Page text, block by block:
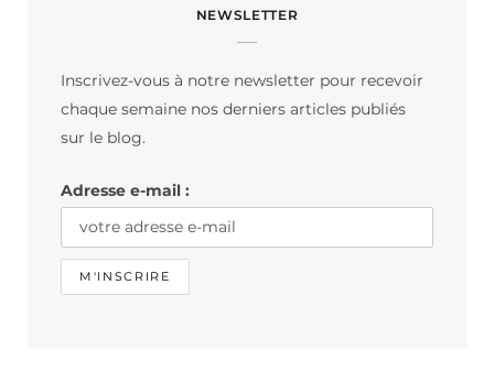
e
t
m
T
NEWSLETTER
Inscrivez-vous à notre newsletter pour recevoir
chaque semaine nos derniers articles publiés
sur le blog.
Adresse e-mail :